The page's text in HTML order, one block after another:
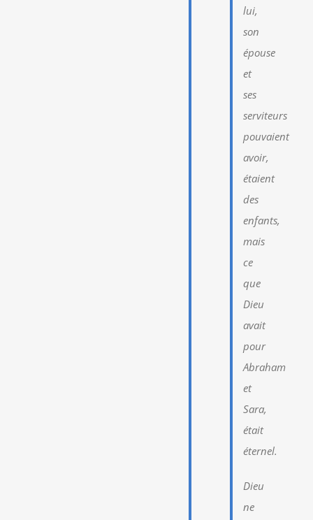
lui,
son
épouse
et
ses
serviteurs
pouvaient
avoir,
étaient
des
enfants,
mais
ce
que
Dieu
avait
pour
Abraham
et
Sara,
était
éternel.
Dieu
ne